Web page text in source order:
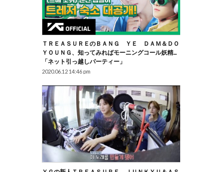
ＴＲＥＡＳＵＲＥのＢＡＮＧ ＹＥ ＤＡＭ＆ＤＯ
ＹＯＵＮＧ、知ってみればモーニングコール妖精…
「ネット引っ越しパーティー」
2020.06.12 14:46 pm